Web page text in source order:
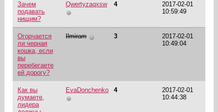
Зачем
подавать
нищим?
Qwertyzaqxsw 4
2017-02-01
10:59:49
Огорчается
ли черная
кошка, если
вы
перебегаете
ей дорогу?
Ilmiram 3
2017-02-01
10:49:04
Как вы
думаете,
лидера
EvaDonchenko 4
2017-02-01
10:44:38